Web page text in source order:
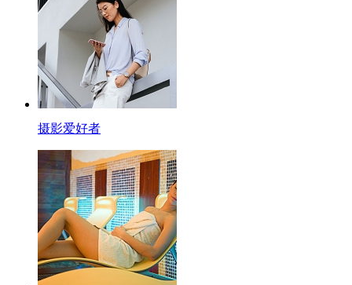
摄影爱好者